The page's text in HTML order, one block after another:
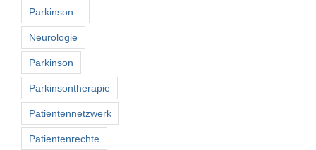
Parkinson
Neurologie
Parkinson
Parkinsontherapie
Patientennetzwerk
Patientenrechte